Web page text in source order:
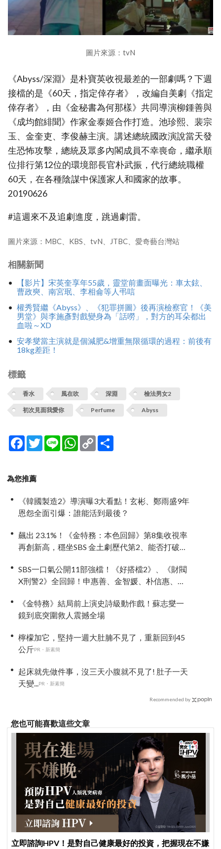
圖片來源：tvN
《Abyss/深淵》是朴寶英收視最差的一部劇嗎？下週
接檔的是《60天，指定倖存者》，改編自美劇《指定
倖存者》，由《金秘書為何那樣》共同導演柳鍾善與
《成均館緋聞》作家金泰姬合作打造。池珍熙、裴宗
玉、金奎吏、李俊赫主演。講述總統國政演說當天發
生恐怖攻擊，總統及眾多內閣成員不幸喪命，繼承順
位排行第12位的環境部長官朴武振，代行總統職權
60天，在各種陰謀中保護家人和國家的故事。
20190626
#這週來不及追劇進度，跳過劇雷。
圖片來源：MBC、KBS、tvN、JTBC、愛奇藝台灣站
相關新聞
【影片】宋英奎享年55歲，靈堂前畫面曝光：車太鉉、
曹政奭、南宮珉、李相侖等人弔唁
權秀賢繼《Abyss》、《犯罪拼圖》後再演檢察官！《美
男堂》與李施彥對戲變身為「話嘮」，對方的耳朵都出
血啦～XD
安孝燮當主演就是個減肥&增重無限循環的過程：前後有
18kg差距！
標籤
香水 風在吹 深淵 檢法男女2
初次見面我愛你 Perfume Abyss
Facebook
TwitterLine WhatsApp
Copy
Link
為您推薦
《韓國製造2》導演曝3大看點！玄彬、鄭雨盛9年
恩怨全面引爆：誰能活到最後？
飆出 23.1%！《金特務：本色回歸》第8集收視率
再創新高，穩坐SBS 金土劇歷代第2、能否打破
SBS一口氣公開11部強檔！《好搭檔2》、《財閥
X刑警2》全回歸！申惠善、金智媛、朴信惠、金
《金特務》結局前上演史詩級動作戲！蘇志燮一
鏡到底突圍救人震撼全場
檸檬加它，堅持一週大肚腩不見了，重新回到45
公斤PR・新素簡
起床就先做件事，沒三天小腹就不見了! 肚子一天
天變...PR・新素簡
Recommended by
您也可能喜歡這些文章
立即諮詢HPV！是對自己健康最好的投資，把握現在不嫌